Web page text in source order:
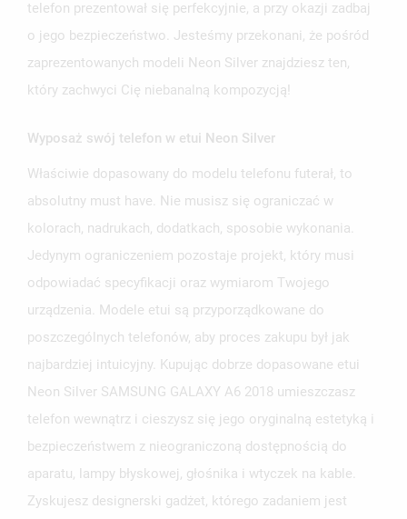
telefon prezentował się perfekcyjnie, a przy okazji zadbaj
o jego bezpieczeństwo. Jesteśmy przekonani, że pośród
zaprezentowanych modeli Neon Silver znajdziesz ten,
który zachwyci Cię niebanalną kompozycją!
Wyposaż swój telefon w etui Neon Silver
Właściwie dopasowany do modelu telefonu futerał, to
absolutny must have. Nie musisz się ograniczać w
kolorach, nadrukach, dodatkach, sposobie wykonania.
Jedynym ograniczeniem pozostaje projekt, który musi
odpowiadać specyfikacji oraz wymiarom Twojego
urządzenia. Modele etui są przyporządkowane do
poszczególnych telefonów, aby proces zakupu był jak
najbardziej intuicyjny. Kupując dobrze dopasowane etui
Neon Silver SAMSUNG GALAXY A6 2018 umieszczasz
telefon wewnątrz i cieszysz się jego oryginalną estetyką i
bezpieczeństwem z nieograniczoną dostępnością do
aparatu, lampy błyskowej, głośnika i wtyczek na kable.
Zyskujesz designerski gadżet, którego zadaniem jest
MOJE LISTY ŻYCZEŃ
add_circle_outline UTWÓRZ NOWĄ LISTĘ
NAZWA LISTY ŻYCZEŃ
ANULUJ UTWÓRZ LISTĘ ŻYCZEŃ
ZALOGUJ SIĘ
MUSISZ BYĆ ZALOGOWANY BY ZAPISAĆ PRODUKTY NA
SWOJEJ LIŚCIE ŻYCZEŃ.
ANULUJ ZALOGUJ SIĘ